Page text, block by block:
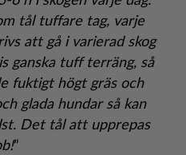
tål tuffare tag, varje
att gå i varierad skog
ganska tuff terräng, så
fuktigt högt gräs och
glada hundar så kan
Det tål att upprepas
”